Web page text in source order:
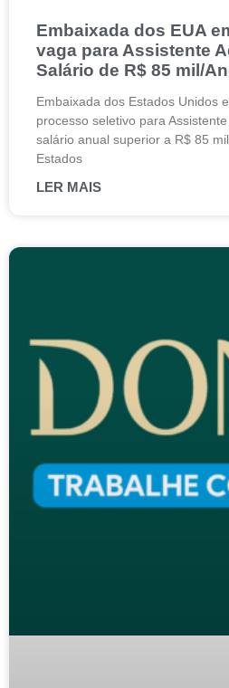
Embaixada dos EUA
vaga para Assistente
Salário de R$ 85 mil/
Embaixada dos Estados Unidos
processo seletivo para
salário anual superior a R$ 85
Estados
LER MAIS